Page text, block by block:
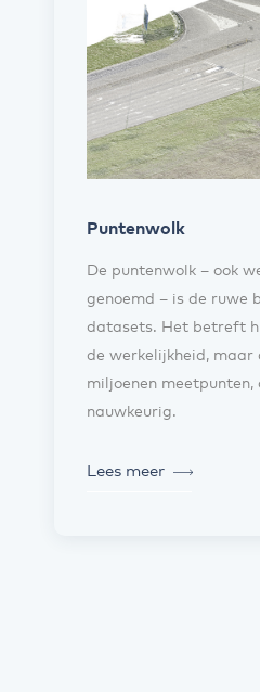
Puntenwolk
De puntenwolk – ook
genoemd – is de ruwe
datasets. Het betreft
de werkelijkheid, maar
miljoenen
nauwkeurig.
Lees meer